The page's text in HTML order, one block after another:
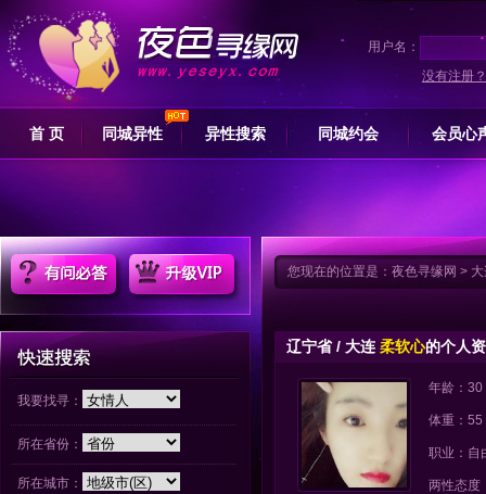
用户名：
没有注册？
首 页 同城异性 异性搜索 同城约会 会员心
我要找寻：
所在省份：
所在城市：
您现在的位置是： 夜色寻缘网 >
辽宁省 / 大连 柔软心的个人
年龄：30
体重：55
职业：自
两性态度